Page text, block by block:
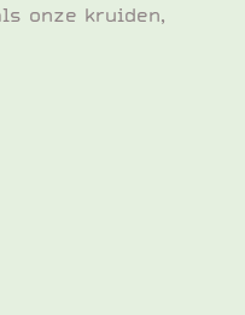
onze kruiden,